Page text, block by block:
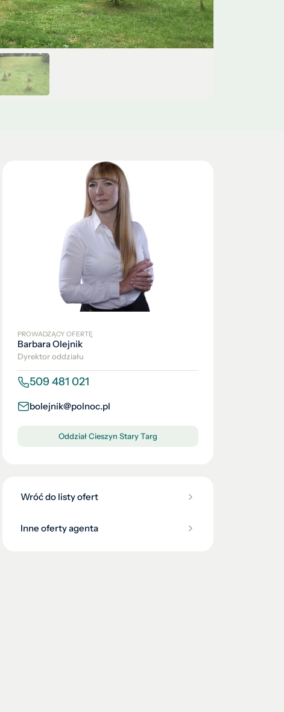
PROWADZĄCY OFERTĘ
Barbara Olejnik
Dyrektor oddziału
509 481 021
bolejnik@polnoc.pl
Oddział Cieszyn Stary Targ
Wróć do listy ofert
Inne oferty agenta